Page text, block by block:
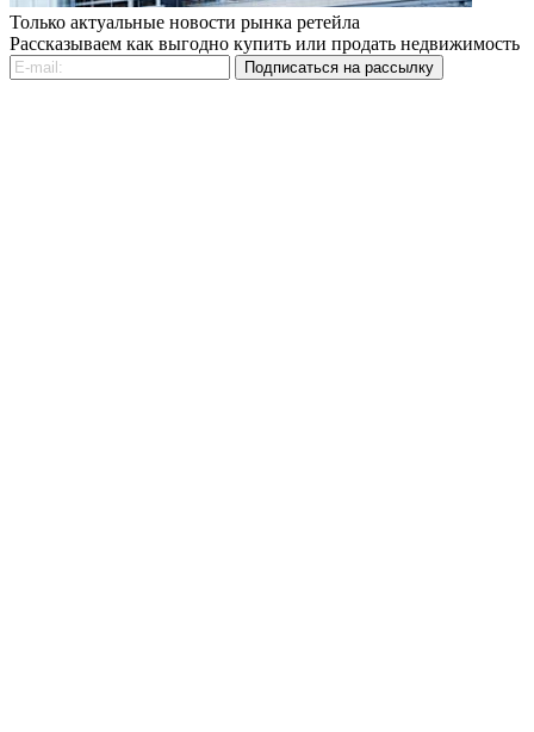
Только актуальные новости рынка ретейла
Рассказываем как выгодно купить или продать недвижимость